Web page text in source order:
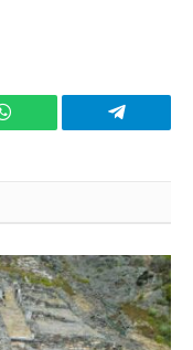
WhatsApp Telegram